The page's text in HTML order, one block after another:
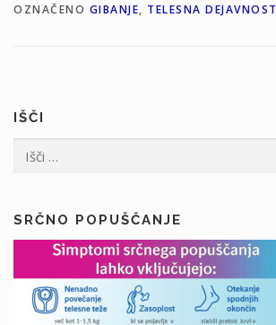
OZNAČENO GIBANJE, TELESNA DEJAVNOST
IŠČI
SRČNO POPUŠČANJE